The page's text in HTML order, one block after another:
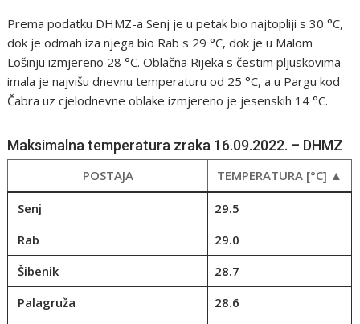
Prema podatku DHMZ-a Senj je u petak bio najtopliji s 30 °C,
dok je odmah iza njega bio Rab s 29 °C, dok je u Malom
Lošinju izmjereno 28 °C. Oblačna Rijeka s čestim pljuskovima
imala je najvišu dnevnu temperaturu od 25 °C, a u Pargu kod
Čabra uz cjelodnevne oblake izmjereno je jesenskih 14 °C.
Maksimalna temperatura zraka 16.09.2022. – DHMZ
POSTAJA TEMPERATURA [°C] ▲
Senj
29.5
Rab
29.0
Šibenik
28.7
Palagruža
28.6